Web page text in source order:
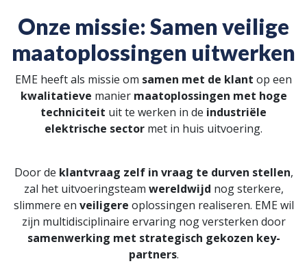
Onze missie: Samen veilige
maatoplossingen uitwerken
EME heeft als missie om samen met de klant op een
kwalitatieve manier maatoplossingen met hoge
techniciteit uit te werken in de industriële
elektrische sector met in huis uitvoering.
Door de klantvraag zelf in vraag te durven stellen,
zal het uitvoeringsteam wereldwijd nog sterkere,
slimmere en veiligere oplossingen realiseren. EME wil
zijn multidisciplinaire ervaring nog versterken door
samenwerking met strategisch gekozen key-
partners.